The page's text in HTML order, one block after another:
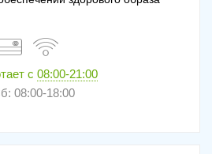
с 08:00-21:00
08:00-18:00